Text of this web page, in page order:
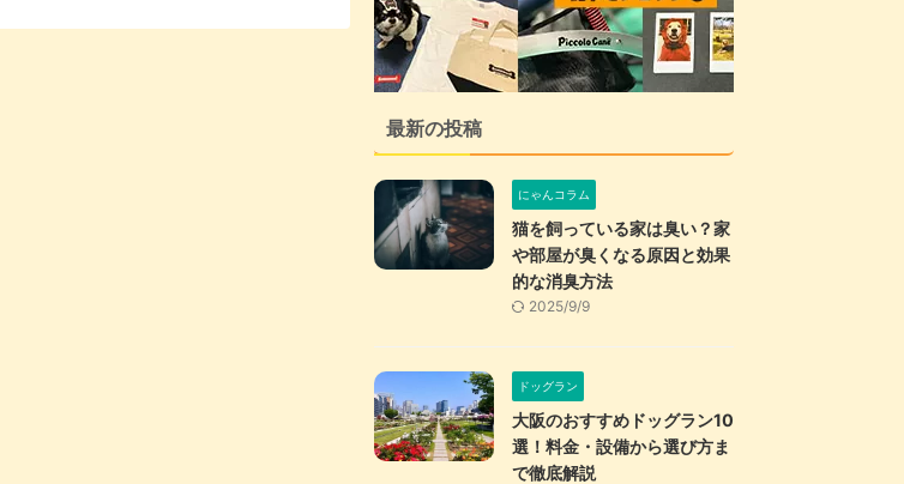
最新の投稿
にゃんコラム
猫を飼っている家は臭い？家
や部屋が臭くなる原因と効果
的な消臭方法
2025/9/9
ドッグラン
大阪のおすすめドッグラン10
選！料金・設備から選び方ま
で徹底解説